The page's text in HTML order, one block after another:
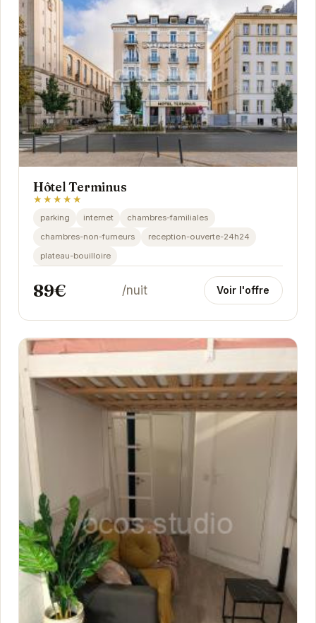
Hôtel Terminus
★★★★★
parking internet
chambres-familiales
chambres-non-fumeurs
reception-ouverte-24h24
plateau-bouilloire
89€ /nuit Voir l'offre